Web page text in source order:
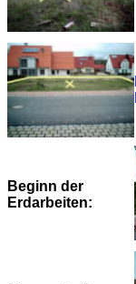
Beginn der
Erdarbeiten: